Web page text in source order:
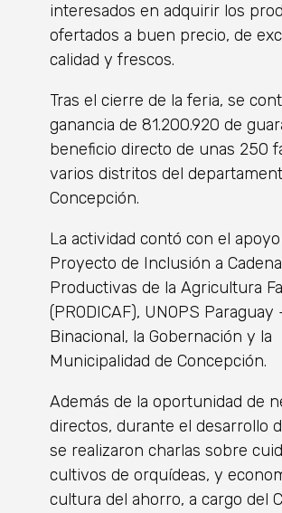
interesados en adquirir los
ofertados a buen precio, de
calidad y frescos.
Tras el cierre de la feria, se
ganancia de 81.200.920 de
beneficio directo de unas 250
varios distritos del
Concepción.
La actividad contó con el
Proyecto de Inclusión a
Productivas de la Agricultura
(PRODICAF), UNOPS Paraguay
Binacional, la Gobernación y la
Municipalidad de Concepción.
Además de la oportunidad de
directos, durante el desarrollo
se realizaron charlas sobre
cultivos de orquídeas, y
cultura del ahorro, a cargo del